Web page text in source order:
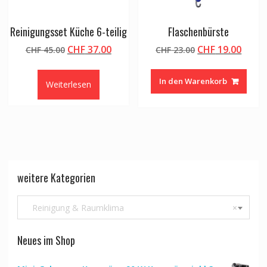
Reinigungsset Küche 6-teilig
CHF45.00 Ursprünglicher
CHF 45.00
CHF37.00Aktueller
Weiterlesen
Flaschenbürste
CHF23.00 Ursprünglicher
war:
CHF 23.00
CHF 19.00
In den Warenkorb
weitere Kategorien
×
Reinigung & Raumklima
Neues im Shop